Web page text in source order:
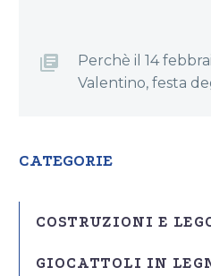
Perchè il 14
Valentino, festa
CATEGORIE
COSTRUZIONI E
GIOCATTOLI IN